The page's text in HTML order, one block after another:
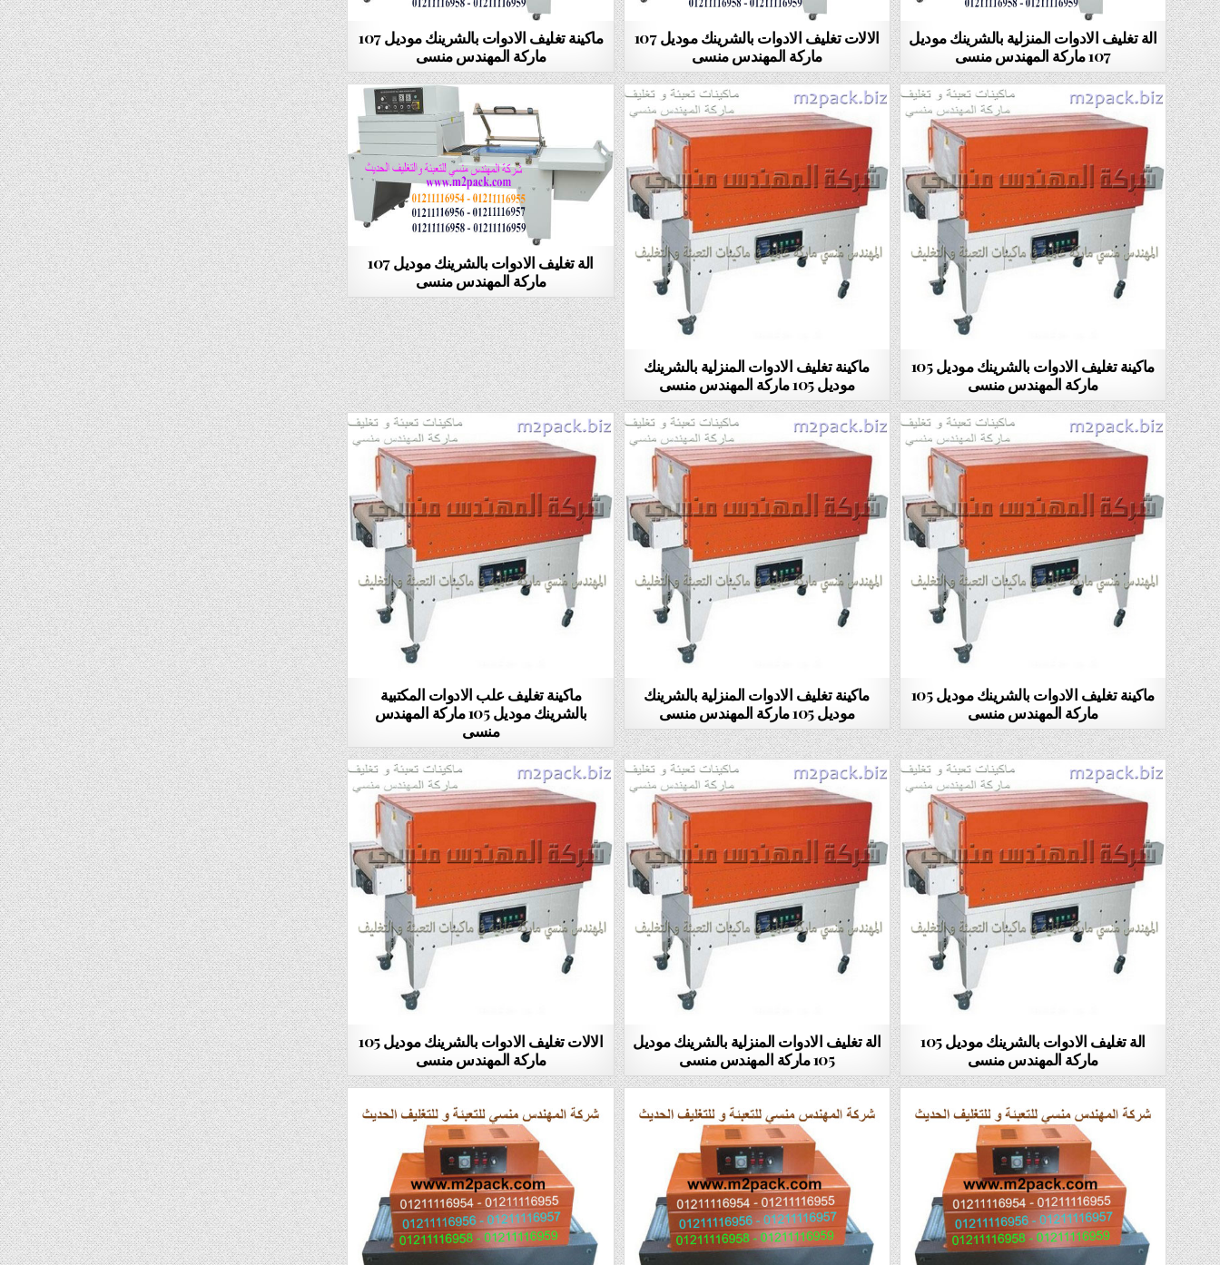
ماكينة تغليف الادوات بالشرينك موديل 107
ماركة المهندس منسى
الالات تغليف الادوات بالشرينك موديل 107
ماركة المهندس منسى
الة تغليف الادوات المنزلية بالشرينك موديل
107 ماركة المهندس منسى
الة تغليف الادوات بالشرينك موديل 107
ماركة المهندس منسى
ماكينة تغليف الادوات المنزلية بالشرينك
موديل 105 ماركة المهندس منسى
ماكينة تغليف الادوات بالشرينك موديل 105
ماركة المهندس منسى
ماكينة تغليف علب الادوات المكتبية
بالشرينك موديل 105 ماركة المهندس
منسى
ماكينة تغليف الادوات المنزلية بالشرينك
موديل 105 ماركة المهندس منسى
ماكينة تغليف الادوات بالشرينك موديل 105
ماركة المهندس منسى
الالات تغليف الادوات بالشرينك موديل 105
ماركة المهندس منسى
الة تغليف الادوات المنزلية بالشرينك موديل
105 ماركة المهندس منسى
الة تغليف الادوات بالشرينك موديل 105
ماركة المهندس منسى